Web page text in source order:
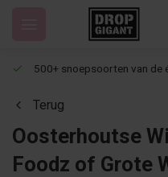
500+ snoepsoorten van de
Terug
Oosterhoutse
Foodz of Grote